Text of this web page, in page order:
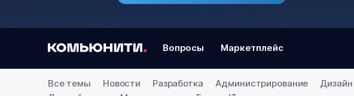
Вопросы Маркетплейс
Все темы Новости Разработка Администрирование Дизайн